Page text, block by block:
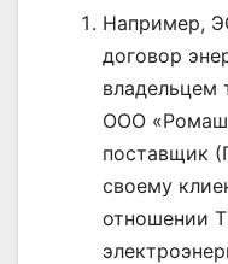
Например,
договор
владельцем
ООО
поставщик
своему
отношении